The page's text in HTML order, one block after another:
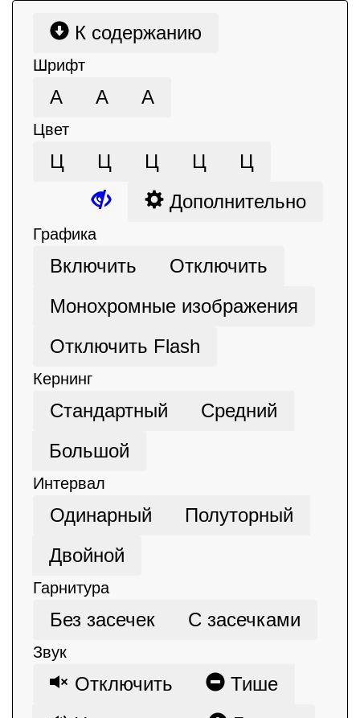
К содержанию
Шрифт
А А А
Цвет
Ц Ц Ц Ц
Ц
Дополнительно
Графика
Включить
Отключить
Монохромные изображения
Отключить Flash
Кернинг
Стандартный
Средний
Большой
Интервал
Одинарный
Полуторный
Двойной
Гарнитура
Без засечек С засечками
Звук
Отключить
Тише